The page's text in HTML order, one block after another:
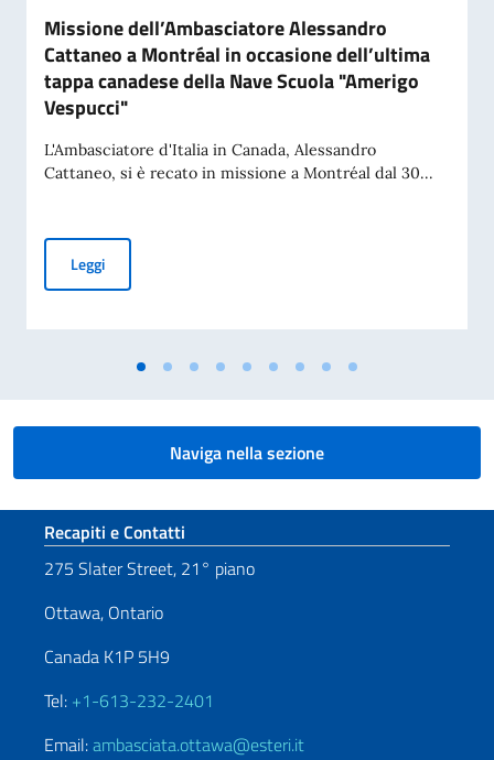
Missione dell’Ambasciatore Alessandro
Cattaneo a Montréal in occasione dell’ultima
tappa canadese della Nave Scuola "Amerigo
Vespucci"
L'Ambasciatore d'Italia in Canada, Alessandro
Cattaneo, si è recato in missione a Montréal dal 30...
LeggiMissione dell’Ambasciatore Alessandro Cattaneo a
Naviga nella sezione
Sezione footer
Recapiti e Contatti
275 Slater Street, 21° piano
Ottawa, Ontario
Canada K1P 5H9
Tel: +1-613-232-2401
Email:ambasciata.ottawa@esteri.it